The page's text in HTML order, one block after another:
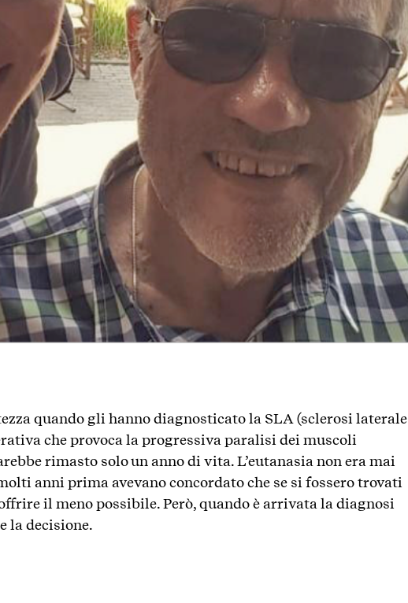
quando gli hanno diagnosticato la SLA (sclerosi laterale
che provoca la progressiva paralisi dei muscoli
rimasto solo un anno di vita. L’eutanasia non era mai
anni prima avevano concordato che se si fossero trovati
il meno possibile. Però, quando è arrivata la diagnosi
la decisione.